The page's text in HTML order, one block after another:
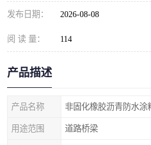
发布日期： 2026-08-08
阅 读 量： 114
产品描述
产品名称 非固化橡胶沥青防水涂
用途范围 道路桥梁